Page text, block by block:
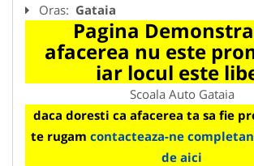
Oras: Gataia
Pagina
afacerea nu este
iar locul este
Scoala Auto Gataia
daca doresti ca afacerea ta sa fie
te rugam contacteaza-ne
de aici